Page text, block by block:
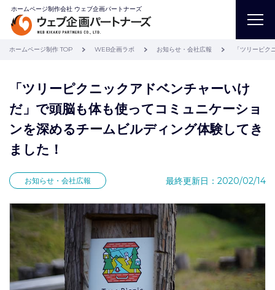
ホームページ制作会社 ウェブ企画パートナーズ
ホームページ制作 TOP WEB企画ラボ お知らせ・会社広報 「ツリーピ
「ツリーピクニックアドベンチャーいけ
だ」で頭脳も体も使ってコミュニケーショ
ンを深めるチームビルディング体験してき
ました！
お知らせ・会社広報 最終更新日：2020/02/14